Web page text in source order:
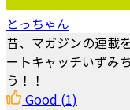
とっちゃん
昔、マガジンの連載
ートキャッチいずみ
う！！
Good (1)